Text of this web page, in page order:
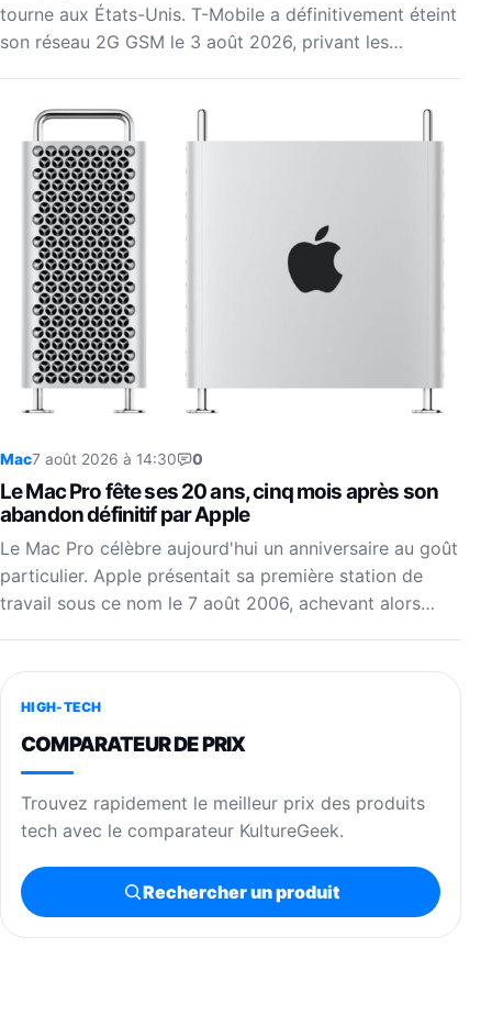
tourne aux États-Unis. T-Mobile a définitivement éteint
son réseau 2G GSM le 3 août 2026, privant les…
Mac7 août 2026 à 14:30 0
Le Mac Pro fête ses 20 ans, cinq mois après son
abandon définitif par Apple
Le Mac Pro célèbre aujourd'hui un anniversaire au goût
particulier. Apple présentait sa première station de
travail sous ce nom le 7 août 2006, achevant alors…
HIGH-TECH
COMPARATEUR DE PRIX
Trouvez rapidement le meilleur prix des produits
tech avec le comparateur KultureGeek.
Rechercher un produit